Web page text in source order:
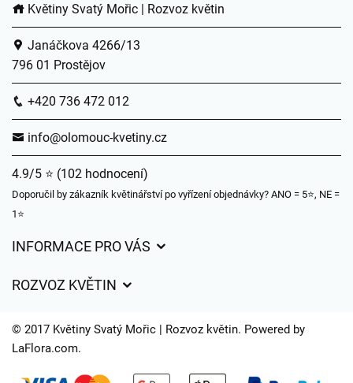
Květiny Svatý Mořic | Rozvoz květin
Janáčkova 4266/13
796 01 Prostějov
+420 736 472 012
info@olomouc-kvetiny.cz
4.9/5 ⭐ (102 hodnocení)
Doporučil by zákazník květinářství po vyřízení objednávky? ANO = 5⭐, NE =
1⭐
INFORMACE PRO VÁS
Často kladené dotazy
Časy doručení květin – přehled možností
ROZVOZ KVĚTIN
Kam doručujeme květiny
© 2017 Květiny Svatý Mořic | Rozvoz květin. Powered by
LaFlora.com.